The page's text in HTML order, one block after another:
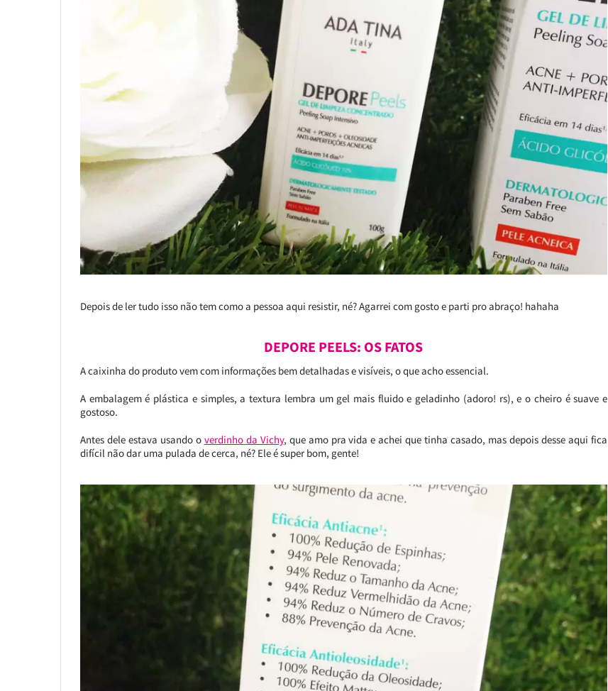
Depois de ler tudo isso não tem como a pessoa aqui resistir, né? Agarrei com gosto e parti pro abraço! hahaha
DEPORE PEELS: OS FATOS
A caixinha do produto vem com informações bem detalhadas e visíveis, o que acho essencial.
A embalagem é plástica e simples, a textura lembra um gel mais fluido e geladinho (adoro! rs), e o cheiro é suave e
gostoso.
Antes dele estava usando o verdinho da Vichy, que amo pra vida e achei que tinha casado, mas depois desse aqui fica
difícil não dar uma pulada de cerca, né? Ele é super bom, gente!